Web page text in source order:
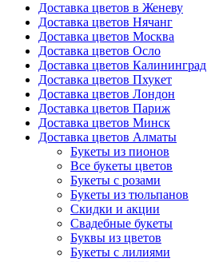
Доставка цветов в Женеву
Доставка цветов Нячанг
Доставка цветов Москва
Доставка цветов Осло
Доставка цветов Калининград
Доставка цветов Пхукет
Доставка цветов Лондон
Доставка цветов Париж
Доставка цветов Минск
Доставка цветов Алматы
Букеты из пионов
Все букеты цветов
Букеты с розами
Букеты из тюльпанов
Скидки и акции
Свадебные букеты
Буквы из цветов
Букеты с лилиями